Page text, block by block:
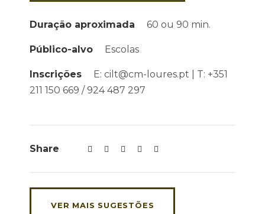
Duração aproximada 60 ou 90 min.
Público-alvo Escolas
Inscrições
E: cilt@cm-loures.pt | T: +351
211 150 669 / 924 487 297
Share
VER MAIS SUGESTÕES